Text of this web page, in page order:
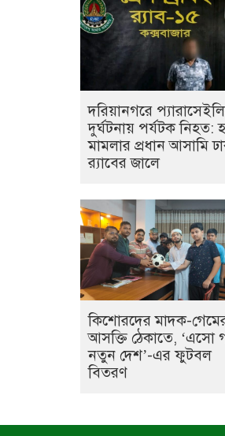
দরিয়ানগরে
দুর্ঘটনায় পর্যটক নিহত:
মামলার প্রধান আসামি
র‌্যাবের জালে
কিশোরদের মাদক-
আসক্তি ঠেকাতে, ‘এসো
নতুন দেশ’-এর ফুটবল
বিতরণ